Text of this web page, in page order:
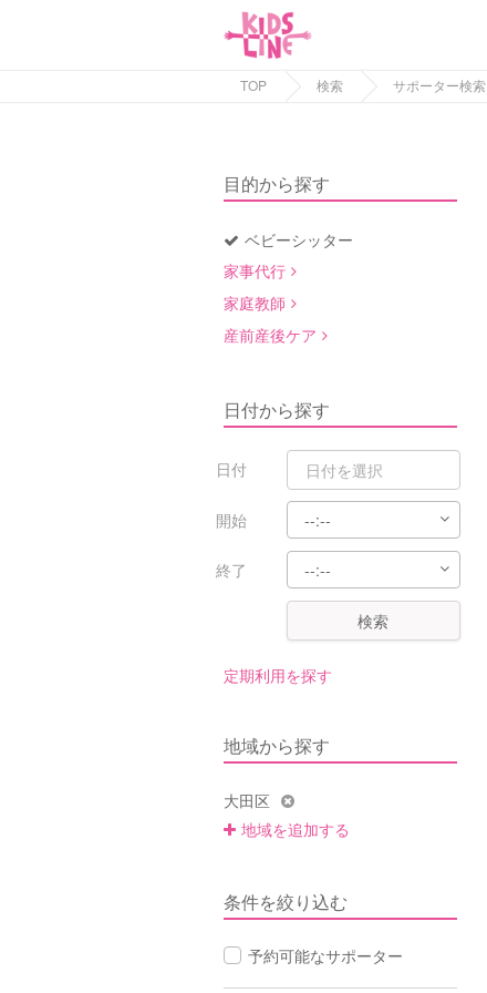
TOP 検索 サポーター検索
目的から探す
ベビーシッター
家事代行
家庭教師
産前産後ケア
日付から探す
日付
開始
終了
検索
定期利用を探す
地域から探す
大田区
地域を追加する
条件を絞り込む
予約可能なサポーター